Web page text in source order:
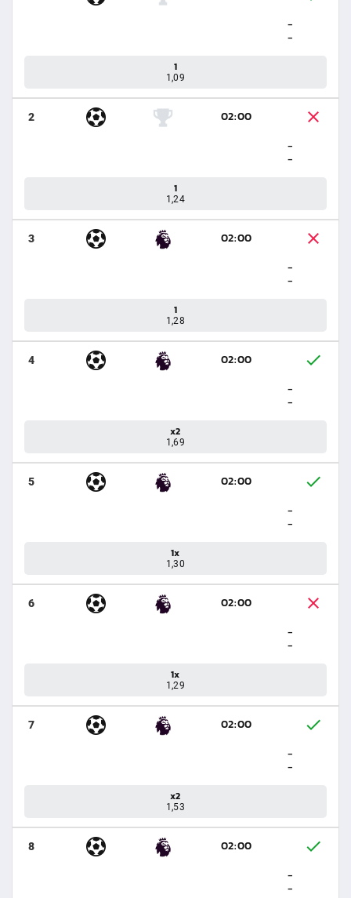
-
-
1
1,09
2
02:00
-
-
1
1,24
3
02:00
-
-
1
1,28
4
02:00
-
-
x2
1,69
5
02:00
-
-
1x
1,30
6
02:00
-
-
1x
1,29
7
02:00
-
-
x2
1,53
8
02:00
-
-